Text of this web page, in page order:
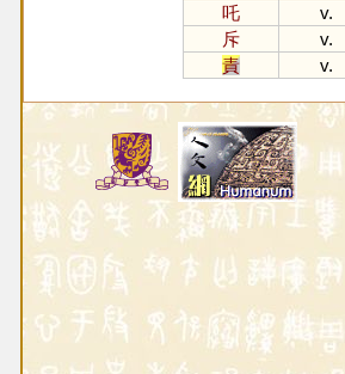
吒
v.
斥
v.
責
v.